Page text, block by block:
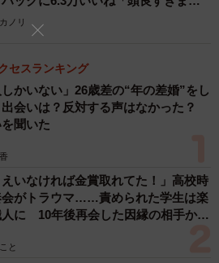
ありました。
れが初めてというわけでもないの
何も…というのが正直なところで
用やリプライを拝見すると、「こ
凸凹の間にデンプンが残って洗う
洗うのも楽だ」という真逆の意
れていたのは気になりました。洗
ノリ
セスランキング
しかいない」26歳差の“年の差婚”をし
会いは？反対する声はなかった？
聞いた
えいなければ金賞取れてた！」高校時
会がトラウマ……責められた学生は楽
に 10年後再会した因縁の相手から
と